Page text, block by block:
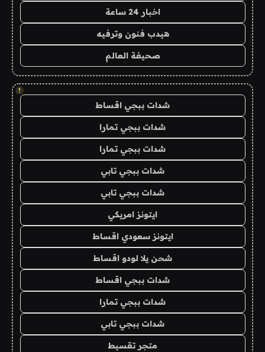
اخبار 24 ساعة
هيدب فنون وترفيه
صحيفة العالم
!
شدات ببجي اقساط
شدات ببجي تمارا
شدات ببجي تمارا
شدات ببجي تابي
شدات ببجي تابي
ايتونز امريكي
ايتونز سعودي اقساط
شحن يلا لودو اقساط
شدات ببجي اقساط
شدات ببجي تمارا
شدات ببجي تابي
متجر تقسيط